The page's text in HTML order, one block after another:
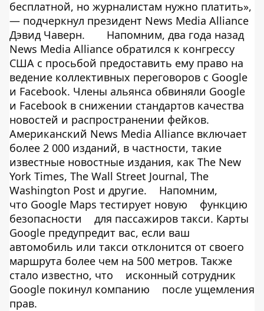
бесплатной, но журналистам нужно платить»,
— подчеркнул президент News Media Alliance
Дэвид Чаверн.
Напомним, два года назад
News Media Alliance обратился к конгрессу
США с просьбой предоставить ему право на
ведение коллективных переговоров с Google
и Facebook. Члены альянса обвиняли Google
и Facebook в снижении стандартов качества
новостей и распространении фейков.
Американский News Media Alliance включает
более 2 000 изданий, в частности, такие
известные новостные издания, как The New
York Times, The Wall Street Journal, The
Washington Post и другие.
Напомним,
что Google Maps тестирует новую
функцию
безопасности
для пассажиров такси. Карты
Google предупредит вас, если ваш
автомобиль или такси отклонится от своего
маршрута более чем на 500 метров. Также
стало известно, что
исконный сотрудник
Google покинул компанию
после ущемления
прав.